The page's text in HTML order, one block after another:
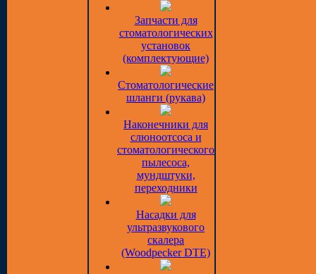
Запчасти для
стоматологических
установок
(комплектующие)
Стоматологические
шланги (рукава)
Наконечники для
слюноотсоса и
стоматологического
пылесоса,
мундштуки,
переходники
Насадки для
ультразвукового
скалера
(Woodpecker DTE)